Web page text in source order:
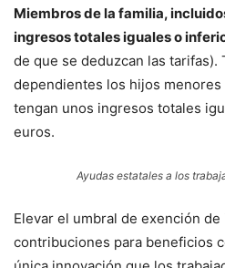
Miembros de la familia,
ingresos totales iguales o
de que se deduzcan las tarifas).
dependientes los hijos
tengan unos ingresos totales
euros.
Ayudas estatales a los
Elevar el umbral de exención
contribuciones para beneficios